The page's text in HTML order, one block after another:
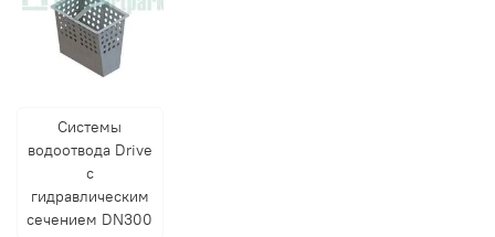
Системы
водоотвода Drive
с
гидравлическим
сечением DN300